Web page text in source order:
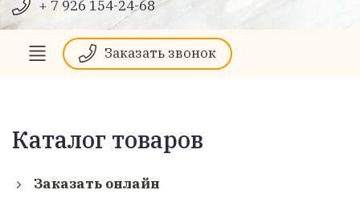
+ 7 926 154-24-68
Заказать звонок
Каталог товаров
Заказать онлайн